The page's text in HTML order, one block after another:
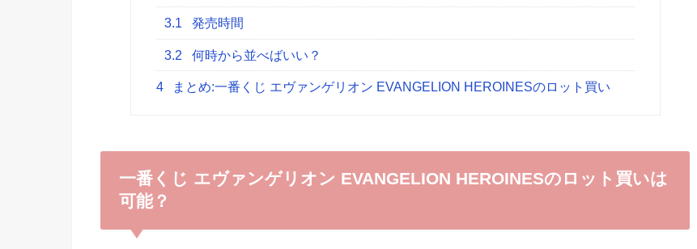
3.1 発売時間
3.2 何時から並べばいい？
4 まとめ:一番くじ エヴァンゲリオン EVANGELION HEROINESのロット買い
一番くじ エヴァンゲリオン EVANGELION HEROINESのロット買いは
可能？